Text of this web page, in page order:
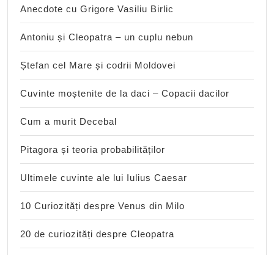
Anecdote cu Grigore Vasiliu Birlic
Antoniu și Cleopatra – un cuplu nebun
Ștefan cel Mare și codrii Moldovei
Cuvinte moștenite de la daci – Copacii dacilor
Cum a murit Decebal
Pitagora și teoria probabilităților
Ultimele cuvinte ale lui Iulius Caesar
10 Curiozități despre Venus din Milo
20 de curiozități despre Cleopatra